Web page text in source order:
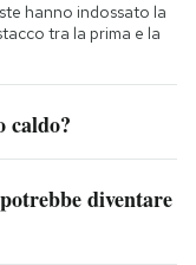
hanno indossato la
tra la prima e la
caldo?
diventare